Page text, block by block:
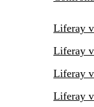
Liferay
Liferay
Liferay
Liferay